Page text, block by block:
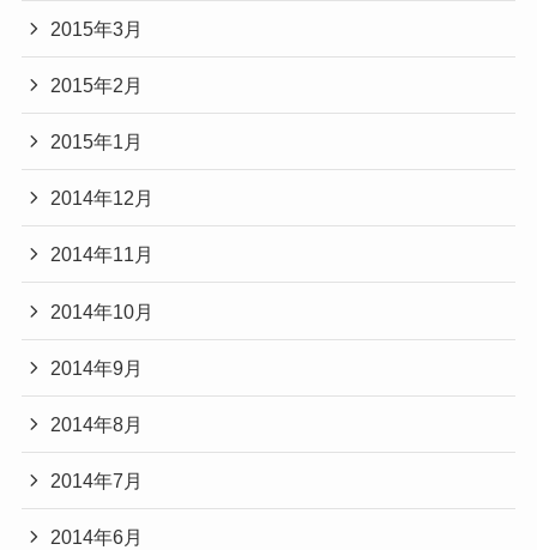
2015年3月
2015年2月
2015年1月
2014年12月
2014年11月
2014年10月
2014年9月
2014年8月
2014年7月
2014年6月